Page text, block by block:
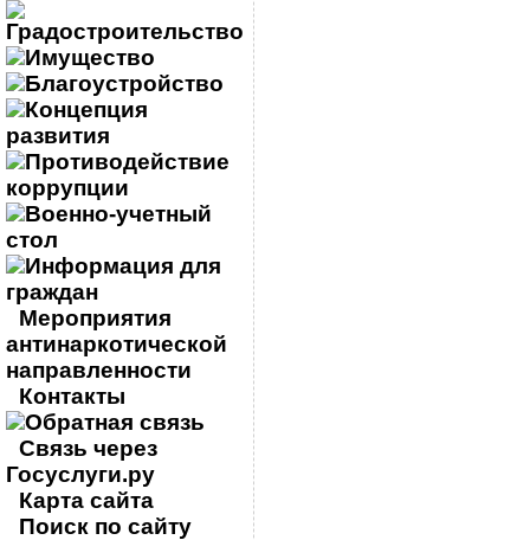
Градостроительство
Имущество
Благоустройство
Концепция
развития
Противодействие
коррупции
Военно-учетный
стол
Информация для
граждан
Мероприятия
антинаркотической
направленности
Контакты
Обратная связь
Связь через
Госуслуги.ру
Карта сайта
Поиск по сайту